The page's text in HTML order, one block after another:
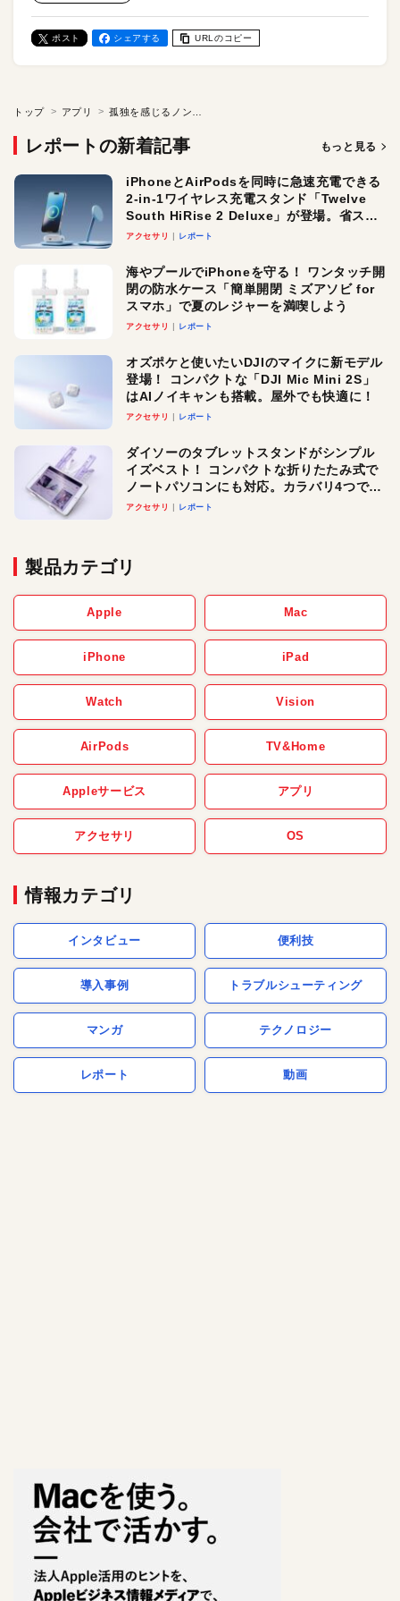
ポスト シェアする URLのコピー
トップ アプリ
レポートの新着記事 もっと見る
iPhoneとAirPodsを同時に急速充電できる
2-in-1ワイヤレス充電スタンド「Twelve
South HiRise 2 Deluxe」が登場。省スペ
ースでおしゃれに充電したい人にオスス
アクセサリ レポート
海やプールでiPhoneを守る！ ワンタッチ開
閉の防水ケース「簡単開閉 ミズアソビ for
スマホ」で夏のレジャーを満喫しよう
アクセサリ レポート
オズポケと使いたいDJIのマイクに新モデル
登場！ コンパクトな「DJI Mic Mini 2S」
はAIノイキャンも搭載。屋外でも快適に！
アクセサリ レポート
ダイソーのタブレットスタンドがシンプル
イズベスト！ コンパクトな折りたたみ式で
ノートパソコンにも対応。カラバリ4つで選
べる楽しさも
アクセサリ レポート
製品カテゴリ
Apple Mac
iPhone iPad
Watch Vision
AirPods TV&Home
Appleサービス アプリ
アクセサリ OS
情報カテゴリ
インタビュー 便利技
導入事例 トラブルシューティング
マンガ テクノロジー
レポート 動画